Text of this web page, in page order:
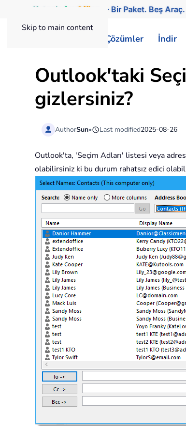
Skip to main content
Kutools for Office — Bir Paket. Beş
Çözümler İndir
Outlook'taki
gizlersiniz?
AuthorSun• Last modified2025-08-26
Outlook'ta, 'Seçim Adları' listesi veya
olabilirsiniz ki bu durum rahatsız edici